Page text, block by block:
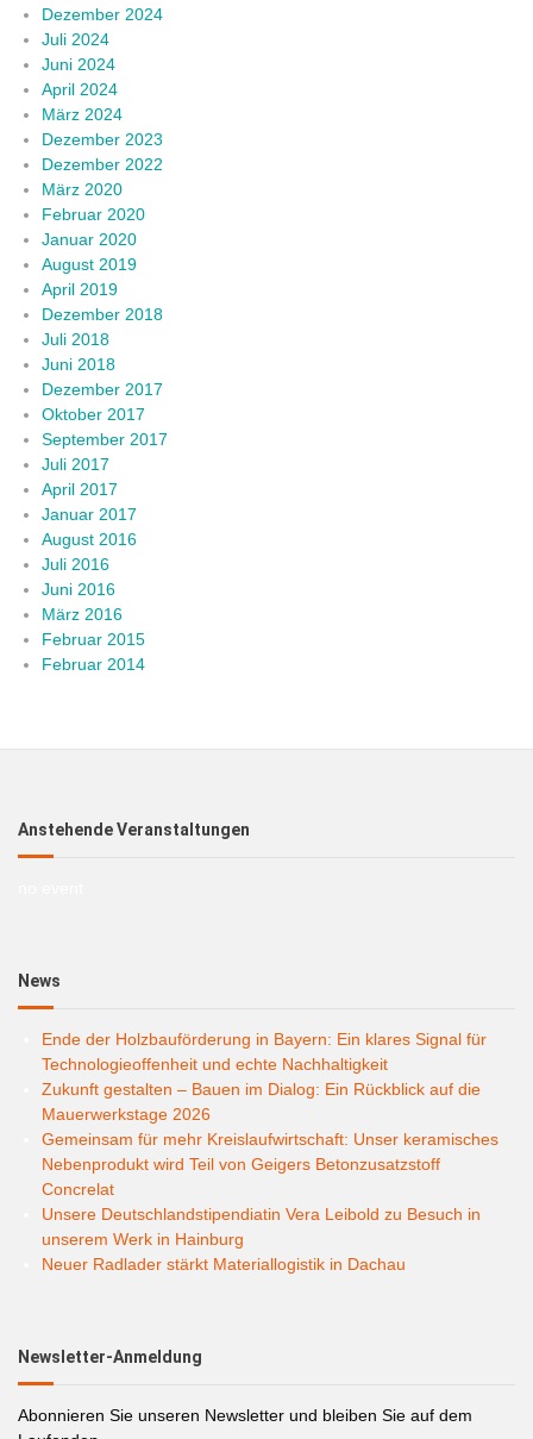
Dezember 2024
Juli 2024
Juni 2024
April 2024
März 2024
Dezember 2023
Dezember 2022
März 2020
Februar 2020
Januar 2020
August 2019
April 2019
Dezember 2018
Juli 2018
Juni 2018
Dezember 2017
Oktober 2017
September 2017
Juli 2017
April 2017
Januar 2017
August 2016
Juli 2016
Juni 2016
März 2016
Februar 2015
Februar 2014
Anstehende Veranstaltungen
News
Ende der Holzbauförderung in Bayern: Ein klares Signal für
Technologieoffenheit und echte Nachhaltigkeit
Zukunft gestalten – Bauen im Dialog: Ein Rückblick auf die
Mauerwerkstage 2026
Gemeinsam für mehr Kreislaufwirtschaft: Unser keramisches
Nebenprodukt wird Teil von Geigers Betonzusatzstoff
Concrelat
Unsere Deutschlandstipendiatin Vera Leibold zu Besuch in
unserem Werk in Hainburg
Neuer Radlader stärkt Materiallogistik in Dachau
Newsletter-Anmeldung
Abonnieren Sie unseren Newsletter und bleiben Sie auf dem